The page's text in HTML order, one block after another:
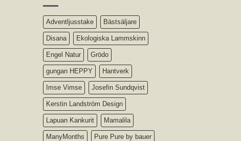
Adventljusstake Bästsäljare
Disana Ekologiska Lammskinn
Engel Natur Grödo
gungan HEPPY Hantverk
Imse Vimse Josefin Sundqvist
Kerstin Landström Design
Lapuan Kankurit Mamalila
ManyMonths Pure Pure by bauer